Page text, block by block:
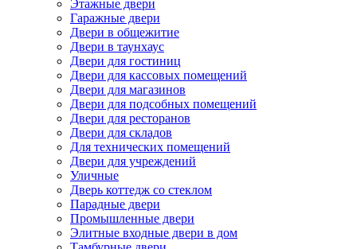
Этажные двери
Гаражные двери
Двери в общежитие
Двери в таунхаус
Двери для гостиниц
Двери для кассовых помещений
Двери для магазинов
Двери для подсобных помещений
Двери для ресторанов
Двери для складов
Для технических помещений
Двери для учреждений
Уличные
Дверь коттедж со стеклом
Парадные двери
Промышленные двери
Элитные входные двери в дом